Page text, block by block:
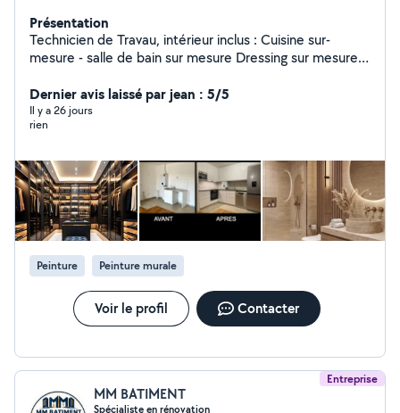
Présentation
Technicien de Travau, intérieur inclus : Cuisine sur-
mesure - salle de bain sur mesure Dressing sur mesure -
menuiserie - Électricité etc.
Dernier avis laissé par jean : 5/5
Il y a 26 jours
rien
Peinture Peinture murale
Voir le profil Contacter
Entreprise
MM BATIMENT
Spécialiste en rénovation